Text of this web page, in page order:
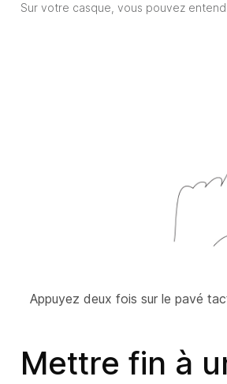
Sur votre casque, vous pouvez
Appuyez deux fois sur le pavé
Mettre fin à